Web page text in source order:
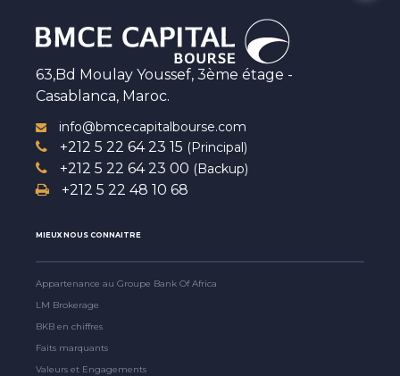
63,Bd Moulay Youssef, 3ème étage -
Casablanca, Maroc.
info@bmcecapitalbourse.com
+212 5 22 64 23 15 (Principal)
+212 5 22 64 23 00 (Backup)
+212 5 22 48 10 68
MIEUX NOUS CONNAITRE
Appartenance au Groupe Bank Of Africa
LM Brokerage
BKB en chiffres
Faits marquants
Valeurs et Engagements